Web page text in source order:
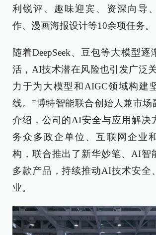
利锐评、趣味迎宾、资深向导
作、漫画海报设计等10余项任务。
随着DeepSeek、豆包等大模型逐
活，AI技术潜在风险也引发广泛
力于为大模型和AIGC领域构建
线。”博特智能联合创始人兼市场
介绍，公司的AI安全与应用解决
务众多政企单位、互联网企业
构，联合推出了新华妙笔、AI智
多款产品，持续推动AI技术安全
业。